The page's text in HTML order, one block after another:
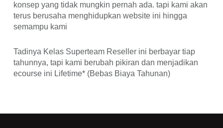
konsep yang tidak mungkin pernah ada. tapi kami akan
terus berusaha menghidupkan website ini hingga
semampu kami
Tadinya Kelas Superteam Reseller ini berbayar tiap
tahunnya, tapi kami berubah pikiran dan menjadikan
ecourse ini Lifetime* (Bebas Biaya Tahunan)